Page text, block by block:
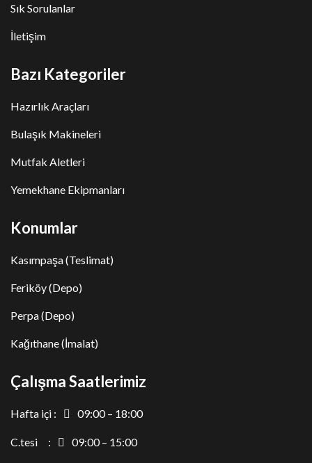
Sık Sorulanlar
İletişim
Bazı Kategoriler
Hazırlık Araçları
Bulaşık Makineleri
Mutfak Aletleri
Yemekhane Ekipmanları
Konumlar
Kasımpaşa (Teslimat)
Feriköy (Depo)
Perpa (Depo)
Kağıthane (İmalat)
Çalışma Saatlerimiz
Hafta içi : 09:00 – 18:00
C.tesi : 09:00 – 15:00